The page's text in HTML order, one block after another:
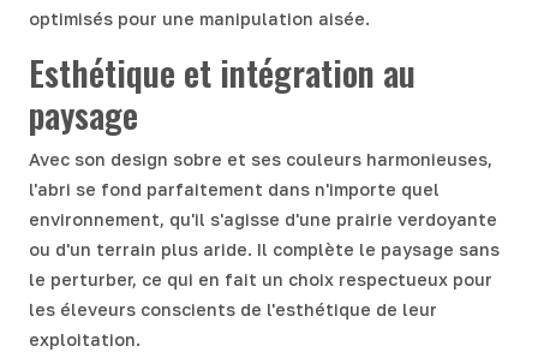
optimisés pour une manipulation aisée.
Esthétique et intégration au
paysage
Avec son design sobre et ses couleurs harmonieuses,
l'abri se fond parfaitement dans n'importe quel
environnement, qu'il s'agisse d'une prairie verdoyante
ou d'un terrain plus aride. Il complète le paysage sans
le perturber, ce qui en fait un choix respectueux pour
les éleveurs conscients de l'esthétique de leur
exploitation.